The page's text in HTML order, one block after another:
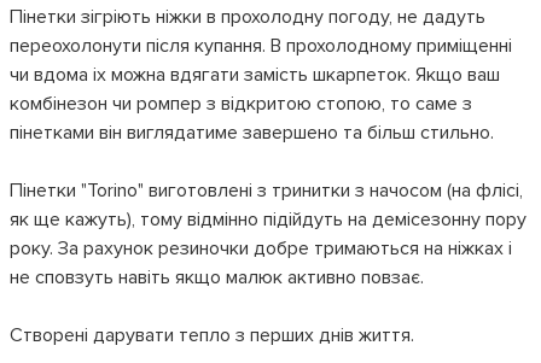
Пінетки зігріють ніжки в прохолодну погоду, не дадуть
переохолонути після купання. В прохолодному приміщенні
чи вдома іх можна вдягати замість шкарпеток. Якщо ваш
комбінезон чи ромпер з відкритою стопою, то саме з
пінетками він виглядатиме завершено та більш стильно.
Пінетки "Torino" виготовлені з тринитки з начосом (на флісі,
як ще кажуть), тому відмінно підійдуть на демісезонну пору
року. За рахунок резиночки добре тримаються на ніжках і
не сповзуть навіть якщо малюк активно повзає.
Створені дарувати тепло з перших днів життя.